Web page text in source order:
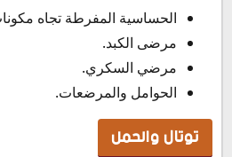
الحساسية المفرطة تجاه
مرضى الكبد.
مرضي السكري.
الحوامل والمرضعات.
توتال والحمل